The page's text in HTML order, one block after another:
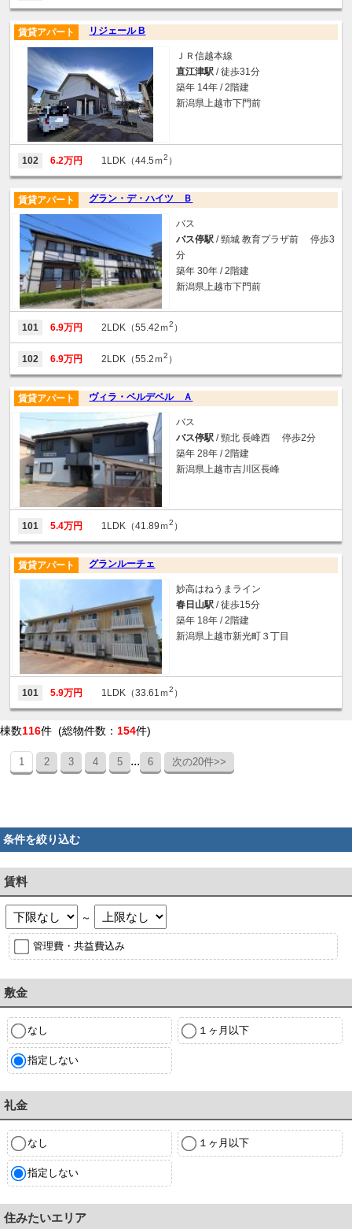
リジェール B
賃貸アパート
ＪＲ信越本線
直江津駅 / 徒歩31分
築年 14年 / 2階建
新潟県上越市下門前
102 6.2万円 1LDK（44.5ｍ2 ）
グラン・デ・ハイツ Ｂ
賃貸アパート
バス
バス停駅 / 頸城 教育プラザ前 停歩3
分
築年 30年 / 2階建
新潟県上越市下門前
101 6.9万円 2LDK（55.42ｍ2 ）
102 6.9万円 2LDK（55.2ｍ2 ）
ヴィラ・ベルデベル Ａ
賃貸アパート
バス
バス停駅 / 頸北 長峰西 停歩2分
築年 28年 / 2階建
新潟県上越市吉川区長峰
101 5.4万円 1LDK（41.89ｍ2 ）
グランルーチェ
賃貸アパート
妙高はねうまライン
春日山駅 / 徒歩15分
築年 18年 / 2階建
新潟県上越市新光町３丁目
101 5.9万円 1LDK（33.61ｍ2 ）
棟数116件 (総物件数： 154件)
1 2 3 4 5 ... 6 次の20件>>
条件を絞り込む
賃料
～
管理費・共益費込み
敷金
なし １ヶ月以下
指定しない
礼金
なし １ヶ月以下
指定しない
住みたいエリア